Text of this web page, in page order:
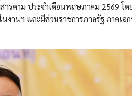
คาม ประจำเดือนพฤษภาคม 2569 โด
งานฯ และมีส่วนราชการภาครัฐ ภาคเ